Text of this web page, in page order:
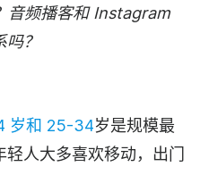
音频播客和 Instagram
？
岁和 25-34岁是规模最
人大多喜欢移动，出门